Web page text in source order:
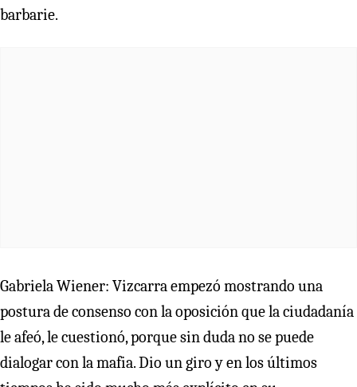
barbarie.
Gabriela Wiener: Vizcarra empezó mostrando una
postura de consenso con la oposición que la ciudadanía
le afeó, le cuestionó, porque sin duda no se puede
dialogar con la mafia. Dio un giro y en los últimos